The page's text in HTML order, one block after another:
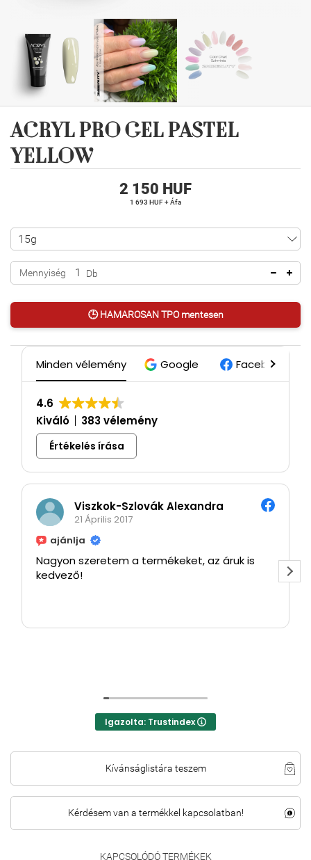
ACRYL PRO GEL PASTEL
YELLOW
2 150 HUF
1 693 HUF + Áfa
Mennyiség Db
🕒 HAMAROSAN TPO mentesen
Minden vélemény Google Facebook
4.6
Kiváló
383 vélemény
Értékelés írása
Viszkok-Szlovák Alexandra
21 Április 2017
ajánlja
Nagyon szeretem a termékeket, az áruk is
kedvező!
Igazolta: Trustindex
Kívánságlistára teszem
Kérdésem van a termékkel kapcsolatban!
KAPCSOLÓDÓ TERMÉKEK